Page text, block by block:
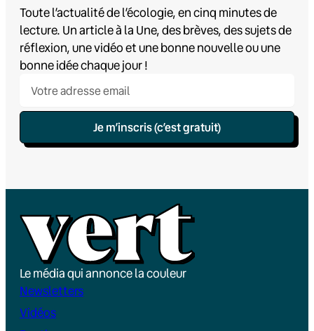
Toute l’actualité de l’écologie, en cinq minutes de
lecture. Un article à la Une, des brèves, des sujets de
réflexion, une vidéo et une bonne nouvelle ou une
bonne idée chaque jour !
Je m’inscris (c’est gratuit)
Le média qui annonce la couleur
Newsletters
Vidéos